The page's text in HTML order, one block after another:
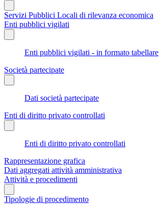
Servizi Pubblici Locali di rilevanza economica
Enti pubblici vigilati
Enti pubblici vigilati - in formato tabellare
Società partecipate
Dati società partecipate
Enti di diritto privato controllati
Enti di diritto privato controllati
Rappresentazione grafica
Dati aggregati attività amministrativa
Attività e procedimenti
Tipologie di procedimento